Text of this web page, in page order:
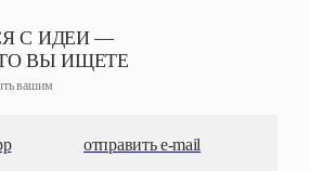
С ИДЕИ —
ВЫ ИЩЕТЕ
вашим
отправить e-mail